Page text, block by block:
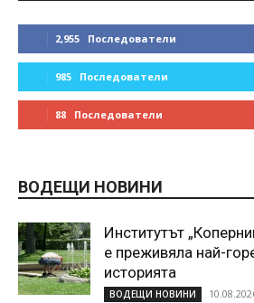
2,955 Последователи
985 Последователи
88 Последователи
ВОДЕЩИ НОВИНИ
Институтът
е преживяла най-
историята
ВОДЕЩИ НОВИНИ